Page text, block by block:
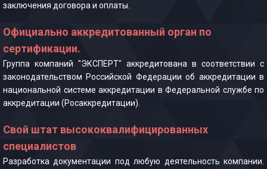
заключения договора и оплаты.
Официально аккредитованный орган по
сертификации.
Группа компаний "ЭКСПЕРТ" аккредитована в соответствии с
законодательством Российской Федерации об аккредитации в
национальной системе аккредитации в Федеральной службе по
аккредитации (Росаккредитации).
Свой штат высококвалифицированных
специалистов
Разработка документации под любую деятельность компании.